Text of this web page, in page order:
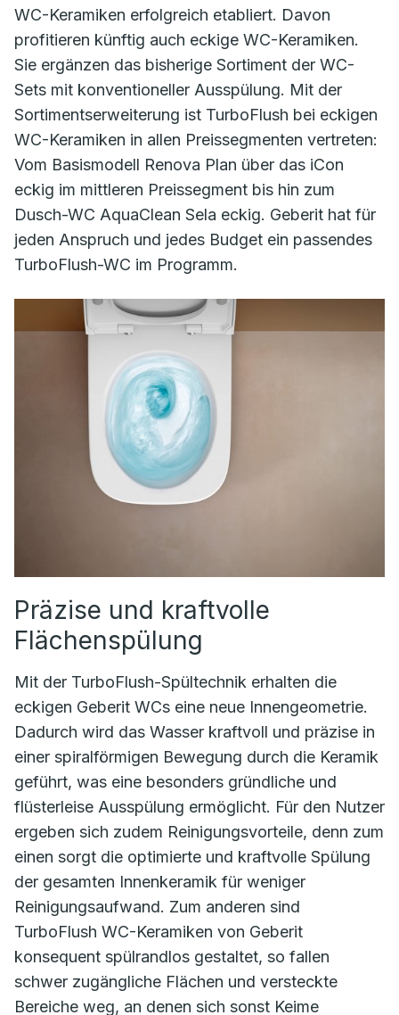
WC-Keramiken erfolgreich etabliert. Davon
profitieren künftig auch eckige WC-Keramiken.
Sie ergänzen das bisherige Sortiment der WC-
Sets mit konventioneller Ausspülung. Mit der
Sortimentserweiterung ist TurboFlush bei eckigen
WC-Keramiken in allen Preissegmenten vertreten:
Vom Basismodell Renova Plan über das iCon
eckig im mittleren Preissegment bis hin zum
Dusch-WC AquaClean Sela eckig. Geberit hat für
jeden Anspruch und jedes Budget ein passendes
TurboFlush-WC im Programm.
Präzise und kraftvolle
Flächenspülung
Mit der TurboFlush-Spültechnik erhalten die
eckigen Geberit WCs eine neue Innengeometrie.
Dadurch wird das Wasser kraftvoll und präzise in
einer spiralförmigen Bewegung durch die Keramik
geführt, was eine besonders gründliche und
flüsterleise Ausspülung ermöglicht. Für den Nutzer
ergeben sich zudem Reinigungsvorteile, denn zum
einen sorgt die optimierte und kraftvolle Spülung
der gesamten Innenkeramik für weniger
Reinigungsaufwand. Zum anderen sind
TurboFlush WC-Keramiken von Geberit
konsequent spülrandlos gestaltet, so fallen
schwer zugängliche Flächen und versteckte
Bereiche weg, an denen sich sonst Keime